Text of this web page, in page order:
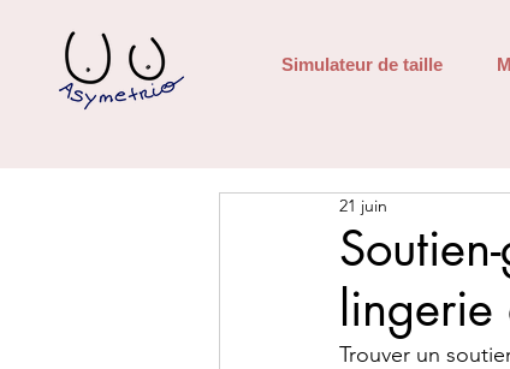
Simulateur de taille
lingerie
21 juin
Trouver un